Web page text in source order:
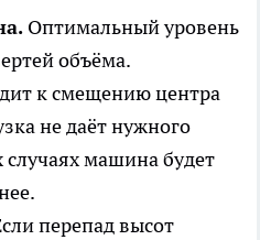
Оптимальный уровень
объёма.
к смещению центра
не даёт нужного
машина будет
перепад высот